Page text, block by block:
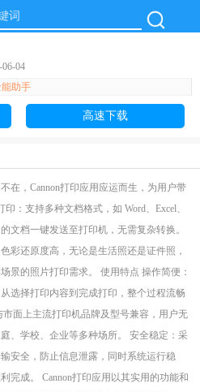
06-04
助手
高速下载
在，Cannon打印应用应运而生，为用户带
：支持多种文档格式，如 Word、Excel、
文档一键发送至打印机，无需复杂转换。
彩还原度高，无论是生活照还是证件照，
景的照片打印需求。 使用特点 操作简便：
选择打印内容到完成打印，整个过程流畅
面上主流打印机品牌及型号兼容，用户无
、学校、企业等多种场所。 安全稳定：采
安全，防止信息泄露，同时系统运行稳
完成。 Cannon打印应用以其实用的功能和